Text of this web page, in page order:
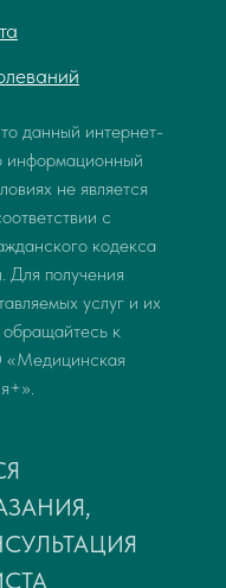
данный интернет-
информационный
не является
с
кодекса
Для получения
услуг и их
обращайтесь к